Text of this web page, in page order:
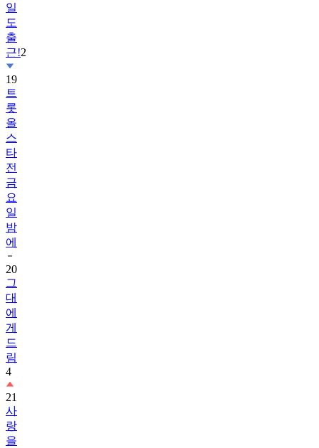
일
도
출
근!2
19
트
롯
올
스
타
전
금
요
일
밤
에
20
그
대
에
게
드
림
4
21
사
랑
을